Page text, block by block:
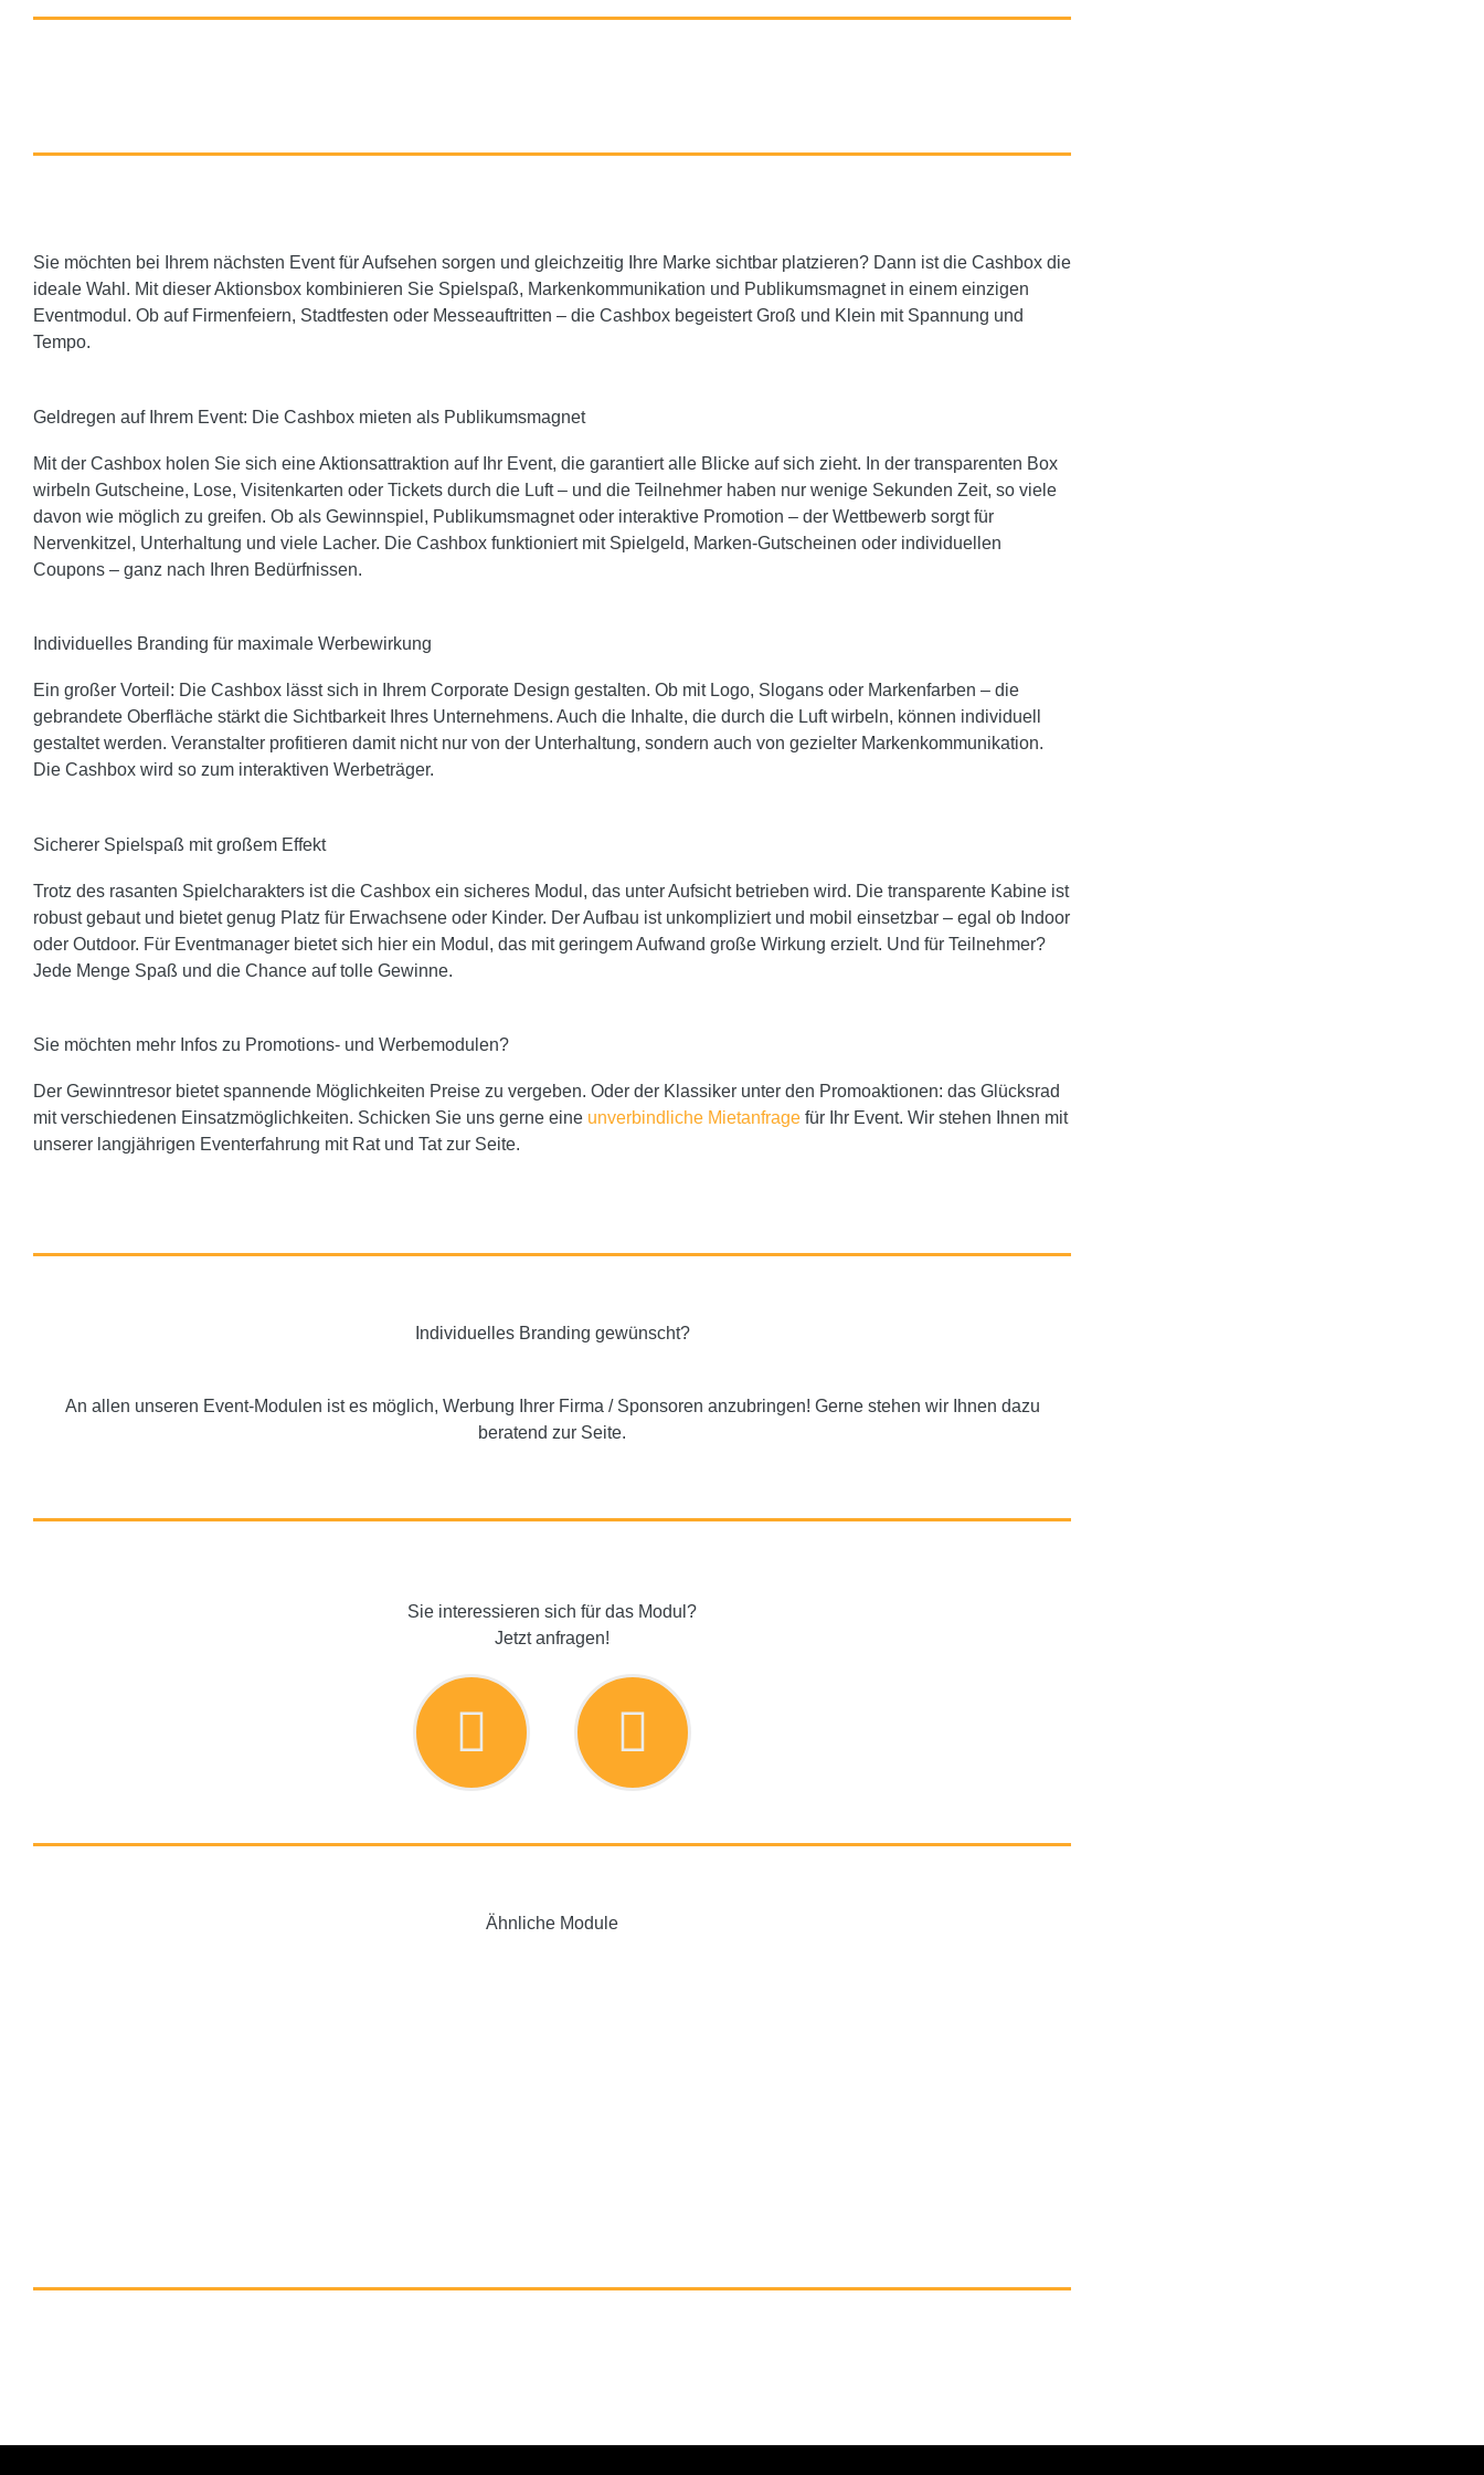
Sie möchten bei Ihrem nächsten Event für Aufsehen sorgen und gleichzeitig Ihre Marke sichtbar platzieren? Dann ist die Cashbox die
ideale Wahl. Mit dieser Aktionsbox kombinieren Sie Spielspaß, Markenkommunikation und Publikumsmagnet in einem einzigen
Eventmodul. Ob auf Firmenfeiern, Stadtfesten oder Messeauftritten – die Cashbox begeistert Groß und Klein mit Spannung und
Tempo.
Geldregen auf Ihrem Event: Die Cashbox mieten als Publikumsmagnet
Mit der Cashbox holen Sie sich eine Aktionsattraktion auf Ihr Event, die garantiert alle Blicke auf sich zieht. In der transparenten Box
wirbeln Gutscheine, Lose, Visitenkarten oder Tickets durch die Luft – und die Teilnehmer haben nur wenige Sekunden Zeit, so viele
davon wie möglich zu greifen. Ob als Gewinnspiel, Publikumsmagnet oder interaktive Promotion – der Wettbewerb sorgt für
Nervenkitzel, Unterhaltung und viele Lacher. Die Cashbox funktioniert mit Spielgeld, Marken-Gutscheinen oder individuellen
Coupons – ganz nach Ihren Bedürfnissen.
Individuelles Branding für maximale Werbewirkung
Ein großer Vorteil: Die Cashbox lässt sich in Ihrem Corporate Design gestalten. Ob mit Logo, Slogans oder Markenfarben – die
gebrandete Oberfläche stärkt die Sichtbarkeit Ihres Unternehmens. Auch die Inhalte, die durch die Luft wirbeln, können individuell
gestaltet werden. Veranstalter profitieren damit nicht nur von der Unterhaltung, sondern auch von gezielter Markenkommunikation.
Die Cashbox wird so zum interaktiven Werbeträger.
Sicherer Spielspaß mit großem Effekt
Trotz des rasanten Spielcharakters ist die Cashbox ein sicheres Modul, das unter Aufsicht betrieben wird. Die transparente Kabine ist
robust gebaut und bietet genug Platz für Erwachsene oder Kinder. Der Aufbau ist unkompliziert und mobil einsetzbar – egal ob Indoor
oder Outdoor. Für Eventmanager bietet sich hier ein Modul, das mit geringem Aufwand große Wirkung erzielt. Und für Teilnehmer?
Jede Menge Spaß und die Chance auf tolle Gewinne.
Sie möchten mehr Infos zu Promotions- und Werbemodulen?
Der Gewinntresor bietet spannende Möglichkeiten Preise zu vergeben. Oder der Klassiker unter den Promoaktionen: das Glücksrad
mit verschiedenen Einsatzmöglichkeiten. Schicken Sie uns gerne eine unverbindliche Mietanfrage für Ihr Event. Wir stehen Ihnen mit
unserer langjährigen Eventerfahrung mit Rat und Tat zur Seite.
Individuelles Branding gewünscht?
An allen unseren Event-Modulen ist es möglich, Werbung Ihrer Firma / Sponsoren anzubringen! Gerne stehen wir Ihnen dazu
beratend zur Seite.
Sie interessieren sich für das Modul?
Jetzt anfragen!
Ähnliche Module